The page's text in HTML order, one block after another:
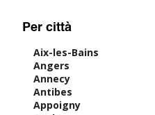
Per città
Aix-les-Bains
Angers
Annecy
Antibes
Appoigny